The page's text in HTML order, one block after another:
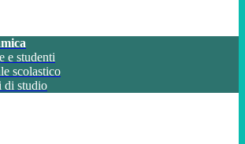
e studenti
scolastico
di studio